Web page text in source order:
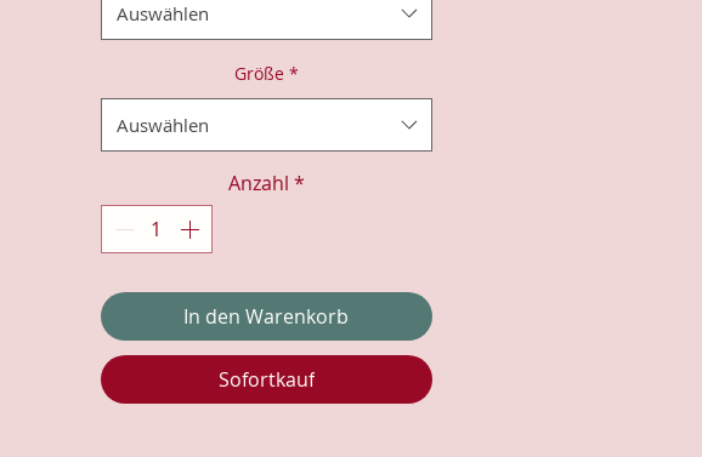
Auswählen
Größe *
Auswählen
Anzahl *
In den Warenkorb
Sofortkauf